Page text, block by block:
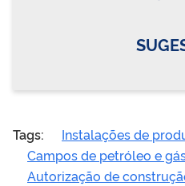
Tags:
Instalações de
Campos de petróleo e
Autorização de